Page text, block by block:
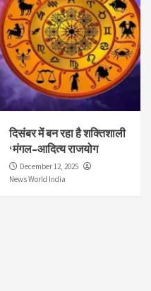
दिसंबर में बन रहा है शक्तिशाली
‘मंगल–आदित्य राजयोग
December 12, 2025
News World India